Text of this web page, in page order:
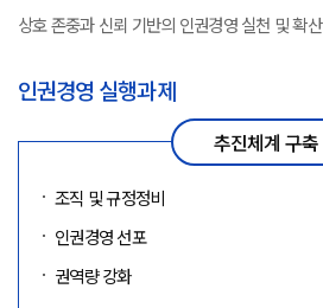
상호 존중과 신뢰 기반의 인권경영 실천 및 확산
인권경영 실행과제
추진체계 구축
조직 및 규정정비
인권경영 선포
권역량 강화